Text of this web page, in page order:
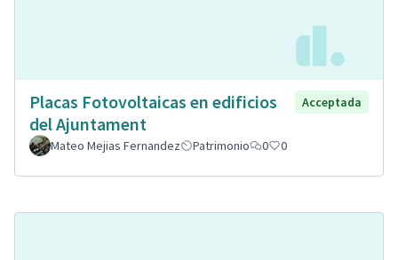
Placas Fotovoltaicas en edificios
del Ajuntament
Acceptada
Mateo Mejias Fernandez Patrimonio 0 0